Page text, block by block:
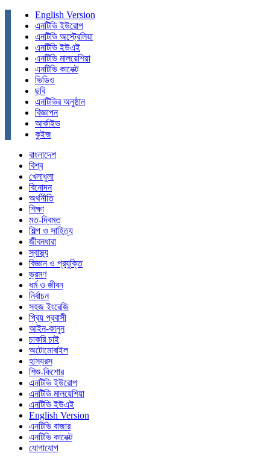
English Version
এনটিভি ইউরোপ
এনটিভি অস্ট্রেলিয়া
এনটিভি ইউএই
এনটিভি মালয়েশিয়া
এনটিভি কানেক্ট
ভিডিও
ছবি
এনটিভির অনুষ্ঠান
বিজ্ঞাপন
আর্কাইভ
কুইজ
বাংলাদেশ
বিশ্ব
খেলাধুলা
বিনোদন
অর্থনীতি
শিক্ষা
মত-দ্বিমত
শিল্প ও সাহিত্য
জীবনধারা
স্বাস্থ্য
বিজ্ঞান ও প্রযুক্তি
ভ্রমণ
ধর্ম ও জীবন
নির্বাচন
সহজ ইংরেজি
প্রিয় প্রবাসী
আইন-কানুন
চাকরি চাই
অটোমোবাইল
হাস্যরস
শিশু-কিশোর
এনটিভি ইউরোপ
এনটিভি মালয়েশিয়া
এনটিভি ইউএই
English Version
এনটিভি বাজার
এনটিভি কানেক্ট
যোগাযোগ